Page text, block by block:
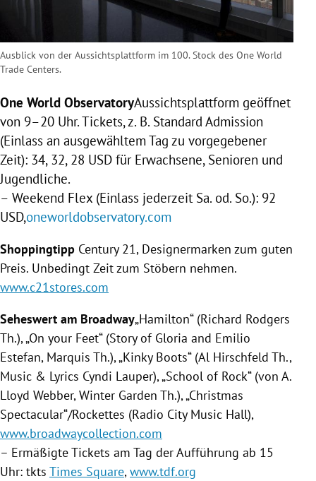
Ausblick von der Aussichtsplattform im 100. Stock des One World
Trade Centers.
One World ObservatoryAussichtsplattform geöffnet
von 9–20 Uhr. Tickets, z. B. Standard Admission
(Einlass an ausgewähltem Tag zu vorgegebener
Zeit): 34, 32, 28 USD für Erwachsene, Senioren und
Jugendliche.
– Weekend Flex (Einlass jederzeit Sa. od. So.): 92
USD,oneworldobservatory.com
Shoppingtipp Century 21, Designermarken zum guten
Preis. Unbedingt Zeit zum Stöbern nehmen.
www.c21stores.com
Seheswert am Broadway„Hamilton“ (Richard Rodgers
Th.), „On your Feet“ (Story of Gloria and Emilio
Estefan, Marquis Th.), „Kinky Boots“ (Al Hirschfeld Th.,
Music & Lyrics Cyndi Lauper), „School of Rock“ (von A.
Lloyd Webber, Winter Garden Th.), „Christmas
Spectacular“/Rockettes (Radio City Music Hall),
www.broadwaycollection.com
– Ermäßigte Tickets am Tag der Aufführung ab 15
Uhr: tkts Times Square,www.tdf.org